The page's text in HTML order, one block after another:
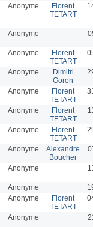
Anonyme
Florent
TETART
Anonyme
Anonyme
Florent
TETART
Anonyme
Dimitri
Goron
Anonyme
Florent
TETART
Anonyme
Florent
TETART
Anonyme
Florent
TETART
Anonyme
Alexandre
Boucher
Anonyme
Anonyme
Anonyme
Florent
TETART
Anonyme